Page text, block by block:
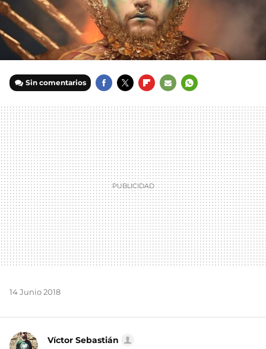
Sin comentarios
MAIL
14 Junio 2018
Víctor Sebastián